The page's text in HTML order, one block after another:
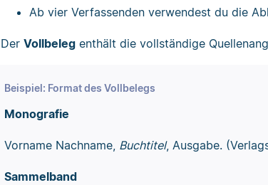
Ab vier Verfassenden verwendest du die
Der Vollbeleg enthält die vollständige
Beispiel: Format des Vollbelegs
Monografie
Vorname Nachname, Buchtitel, Ausgabe.
Sammelband